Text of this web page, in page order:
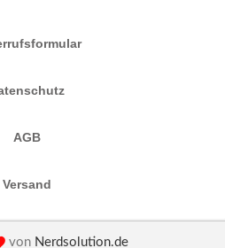
AGB
Versand
von Nerdsolution.de